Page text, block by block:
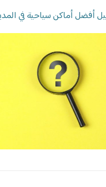
أفضل أماكن سياحية في المدينة